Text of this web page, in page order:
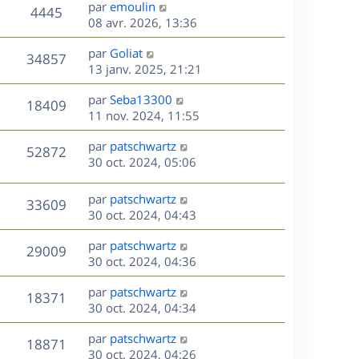
e
s
n
i
e
r
m
e
s
s
a
g
e
4445V
u
e
s
D
e
r
n
i
e
r
m
e
s
s
a
g
e
par emoulin
08 avr. 2026, 13:36
34857V
u
s
D
e
r
n
i
e
r
m
e
s
s
a
g
e
par Goliat
13 janv. 2025, 21:21
18409V
u
e
D
e
r
n
i
e
r
m
e
s
s
a
g
e
par Seba13300
11 nov. 2024, 11:55
52872V
u
e
D
e
n
i
e
r
m
e
s
s
a
g
e
par patschwartz
30 oct. 2024, 05:06
33609V
u
D
e
r
n
i
e
r
m
e
s
par patschwartz
30 oct. 2024, 04:43
29009V
u
D
e
r
n
i
e
r
par patschwartz
30 oct. 2024, 04:36
18371
u
D
e
r
n
i
par patschwartz
30 oct. 2024, 04:34
18871
D
e
par patschwartz
30 oct. 2024, 04:26